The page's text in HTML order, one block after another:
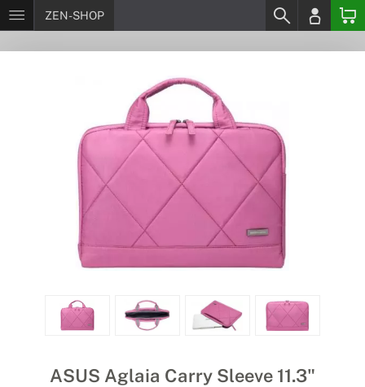
ZEN-SHOP
ASUS Aglaia Carry Sleeve 11.3"